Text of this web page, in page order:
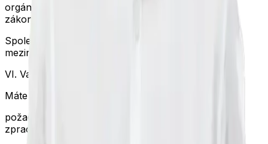
orgánům veřejné správy v případech stanovených
zákonem.
Společnost
mezinárodním organizacím.
VI. Vaše práva
Máte právo:
požadovat informaci, jaké osobní údaje o vás
zpracováváme,